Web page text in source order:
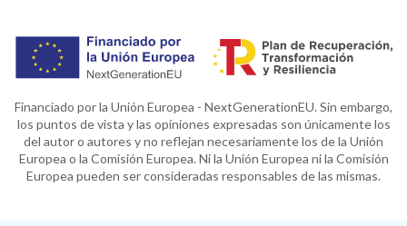
Financiado por la Unión Europea - NextGenerationEU. Sin embargo,
los puntos de vista y las opiniones expresadas son únicamente los
del autor o autores y no reflejan necesariamente los de la Unión
Europea o la Comisión Europea. Ni la Unión Europea ni la Comisión
Europea pueden ser consideradas responsables de las mismas.